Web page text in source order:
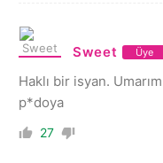
Sweet Üye
Haklı bir isyan.
p*doya
27